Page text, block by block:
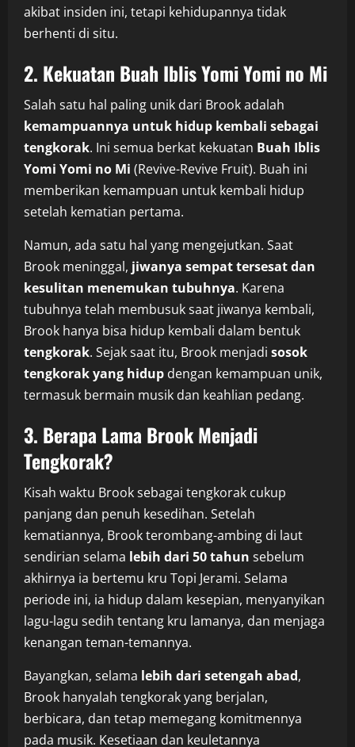
akibat insiden ini, tetapi kehidupannya tidak
berhenti di situ.
2. Kekuatan Buah Iblis Yomi Yomi no Mi
Salah satu hal paling unik dari Brook adalah
kemampuannya untuk hidup kembali sebagai
tengkorak. Ini semua berkat kekuatan Buah Iblis
Yomi Yomi no Mi (Revive-Revive Fruit). Buah ini
memberikan kemampuan untuk kembali hidup
setelah kematian pertama.
Namun, ada satu hal yang mengejutkan. Saat
Brook meninggal, jiwanya sempat tersesat dan
kesulitan menemukan tubuhnya. Karena
tubuhnya telah membusuk saat jiwanya kembali,
Brook hanya bisa hidup kembali dalam bentuk
tengkorak. Sejak saat itu, Brook menjadi sosok
tengkorak yang hidup dengan kemampuan unik,
termasuk bermain musik dan keahlian pedang.
3. Berapa Lama Brook Menjadi
Tengkorak?
Kisah waktu Brook sebagai tengkorak cukup
panjang dan penuh kesedihan. Setelah
kematiannya, Brook terombang-ambing di laut
sendirian selama lebih dari 50 tahun sebelum
akhirnya ia bertemu kru Topi Jerami. Selama
periode ini, ia hidup dalam kesepian, menyanyikan
lagu-lagu sedih tentang kru lamanya, dan menjaga
kenangan teman-temannya.
Bayangkan, selama lebih dari setengah abad,
Brook hanyalah tengkorak yang berjalan,
berbicara, dan tetap memegang komitmennya
pada musik. Kesetiaan dan keuletannya